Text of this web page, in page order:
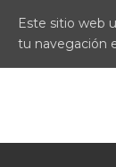
Este sitio web
tu navegación